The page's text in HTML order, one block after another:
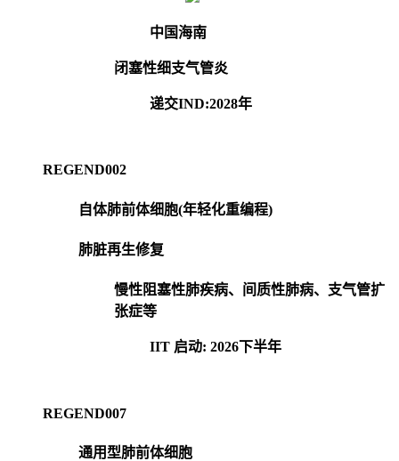
中国海南
闭塞性细支气管炎
递交IND:2028年
REGEND002
自体肺前体细胞(年轻化重编程)
肺脏再生修复
慢性阻塞性肺疾病、间质性肺病、支气管扩
张症等
IIT 启动: 2026下半年
REGEND007
通用型肺前体细胞